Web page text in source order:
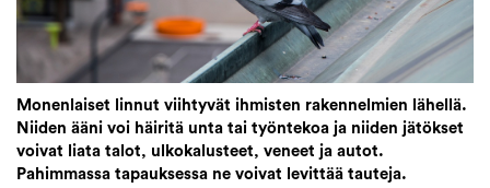
Monenlaiset linnut viihtyvät ihmisten rakennelmien lähellä.
Niiden ääni voi häiritä unta tai työntekoa ja niiden jätökset
voivat liata talot, ulkokalusteet, veneet ja autot.
Pahimmassa tapauksessa ne voivat levittää tauteja.